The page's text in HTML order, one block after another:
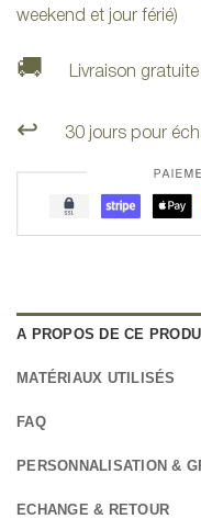
weekend et jour férié)
🚚 Livraison
↩️ 30 jours pour
A PROPOS DE CE
MATÉRIAUX UTILISÉS
FAQ
PERSONNALISATION &
ECHANGE & RETOUR